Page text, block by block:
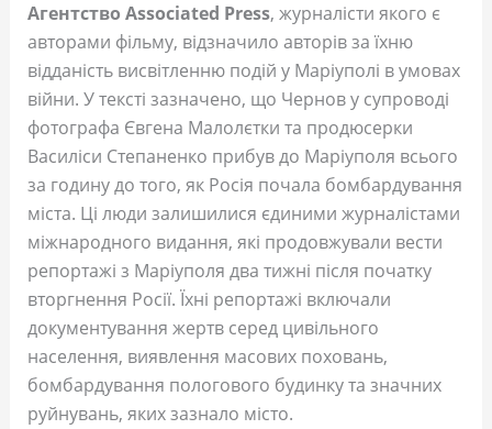
Агентство Associated Press, журналісти якого є
авторами фільму, відзначило авторів за їхню
відданість висвітленню подій у Маріуполі в умовах
війни. У тексті зазначено, що Чернов у супроводі
фотографа Євгена Малолєтки та продюсерки
Василіси Степаненко прибув до Маріуполя всього
за годину до того, як Росія почала бомбардування
міста. Ці люди залишилися єдиними журналістами
міжнародного видання, які продовжували вести
репортажі з Маріуполя два тижні після початку
вторгнення Росії. Їхні репортажі включали
документування жертв серед цивільного
населення, виявлення масових поховань,
бомбардування пологового будинку та значних
руйнувань, яких зазнало місто.